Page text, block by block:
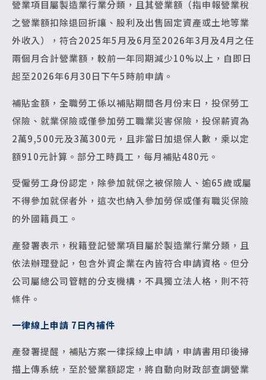
營業項目屬製造業行業分類，且其營業額（指申報營業稅
之營業額扣除退回折讓、股利及出售固定資產或土地等業
外收入），符合2025年5月及6月至2026年3月及4月之任
兩個月合計營業額，較前一年同期減少10%以上，自即日
起至2026年6月30日下午5時前申請。
補貼金額，全職勞工係以補貼期間各月份末日，投保勞工
保險、就業保險或僅參加勞工職業災害保險，投保薪資為
2萬9,500元及3萬300元，且非當日加退保人數，乘以定
額910元計算。部分工時員工，每月補貼480元。
受僱勞工身份認定，除參加就保之被保險人、逾65歲或屬
不得參加就保者外，這次也納入參加勞保或僅有職災保險
的外國籍員工。
產發署表示，稅籍登記營業項目屬於製造業行業分類，且
依法辦理登記，包含外資企業在內皆符合申請資格。但分
公司屬總公司管轄的分支機構，不具獨立法人格，則不符
條件。
一律線上申請 7日內補件
產發署提醒，補貼方案一律採線上申請，申請書用印後掃
描上傳系統，至於營業額認定，將自動向財政部查調營業